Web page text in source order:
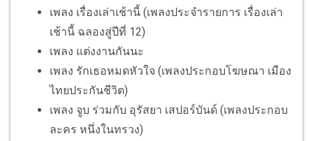
เพลง เรื่องเล่าเช้านี้ (เพลงประจำรายการ เรื่องเล่า
เช้านี้ ฉลองสู่ปีที่ 12)
เพลง แต่งงานกันนะ
เพลง รักเธอหมดหัวใจ (เพลงประกอบโฆษณา เมือง
ไทยประกันชีวิต)
เพลง จูบ ร่วมกับ อุรัสยา เสปอร์บันด์ (เพลงประกอบ
ละคร หนึ่งในทรวง)